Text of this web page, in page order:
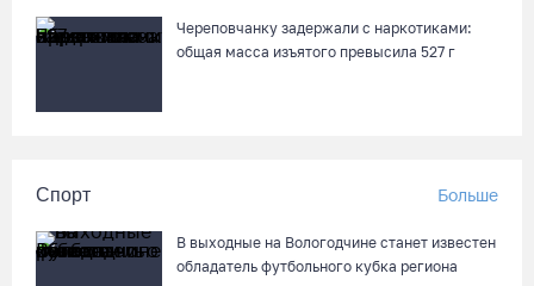
Череповчанку задержали с наркотиками:
общая масса изъятого превысила 527 г
Спорт Больше
В выходные на Вологодчине станет известен
обладатель футбольного кубка региона